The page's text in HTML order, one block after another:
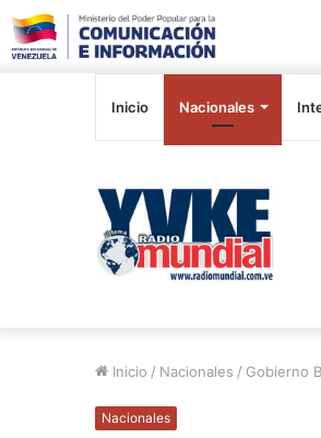
Inicio Nacionales
Inicio / Nacionales / Gobierno
Nacionales